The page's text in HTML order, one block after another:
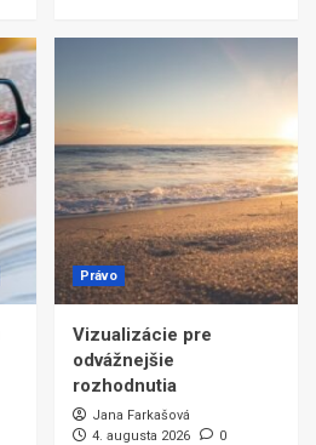
Právo
Vizualizácie pre
odvážnejšie
rozhodnutia
Jana Farkašová
4. augusta 2026
0